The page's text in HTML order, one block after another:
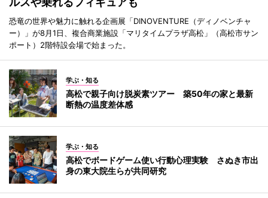
恐竜の世界や魅力に触れる企画展「DINOVENTURE（ディノベンチャ
ー）」が8月1日、複合商業施設「マリタイムプラザ高松」（高松市サン
ポート）2階特設会場で始まった。
学ぶ・知る
高松で親子向け脱炭素ツアー 築50年の家と最新
断熱の温度差体感
学ぶ・知る
高松でボードゲーム使い行動心理実験 さぬき市出
身の東大院生らが共同研究